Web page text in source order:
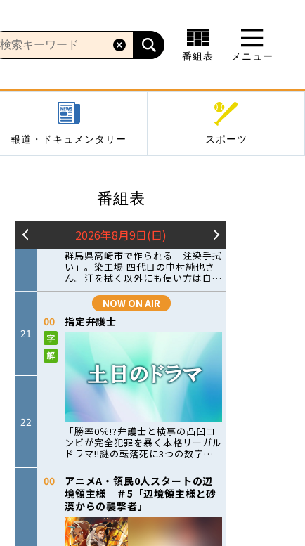
番組表 メニュー
報道・ドキュメンタリー スポーツ
番組表